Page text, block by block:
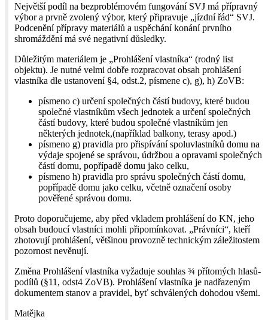
Největší podíl na bezproblémovém fungování SVJ má přípravný
výbor a prvně zvolený výbor, který připravuje „jízdní řád“ SVJ.
Podcenění přípravy materiálů a uspěchání konání prvního
shromáždění má své negativní důsledky.
Důležitým materiálem je „Prohlášení vlastníka“ (rodný list
objektu). Je nutné velmi dobře rozpracovat obsah prohlášení
vlastníka dle ustanovení §4, odst.2, písmene c), g), h) ZoVB:
písmeno c) určení společných částí budovy, které budou
společné vlastníkům všech jednotek a určení společných
částí budovy, které budou společné vlastníkům jen
některých jednotek,(například balkony, terasy apod.)
písmeno g) pravidla pro přispívání spoluvlastníků domu na
výdaje spojené se správou, údržbou a opravami společných
částí domu, popřípadě domu jako celku,
písmeno h) pravidla pro správu společných částí domu,
popřípadě domu jako celku, včetně označení osoby
pověřené správou domu.
Proto doporučujeme, aby před vkladem prohlášení do KN, jeho
obsah budoucí vlastníci mohli připomínkovat. „Právníci“, kteří
zhotovují prohlášení, většinou provozně technickým záležitostem
pozornost nevěnují.
Změna Prohlášení vlastníka vyžaduje souhlas ¾ přítomých hlasů-
podílů (§11, odst4 ZoVB). Prohlášení vlastníka je nadřazeným
dokumentem stanov a pravidel, byť schválených dohodou všemi.
Matějka